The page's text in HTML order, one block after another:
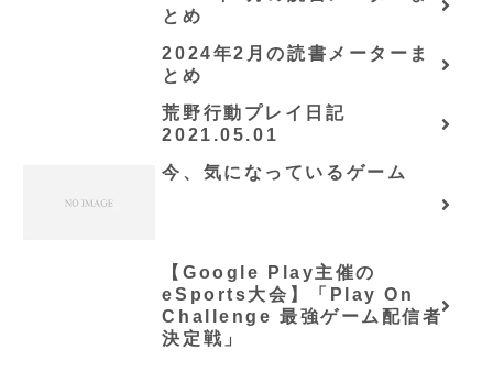
ノベルス） (グラスト
NOVELS)/可換環」シリーズ
全巻のあらすじ・感想
とめ
2024年2月の読書メーターま
とめ
荒野行動プレイ日記
2021.05.01
今、気になっているゲーム
【Google Play主催の
eSports大会】「Play On
Challenge 最強ゲーム配信者
決定戦」